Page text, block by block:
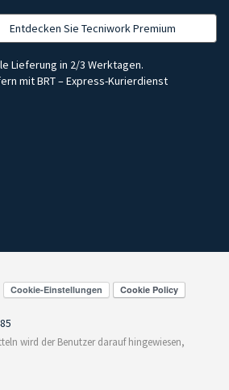
Entdecken Sie Tecniwork Premium
Lieferung in 2/3 Werktagen.
mit BRT – Express-Kurierdienst
Cookie-Einstellungen
wird der Benutzer darauf hingewiesen,